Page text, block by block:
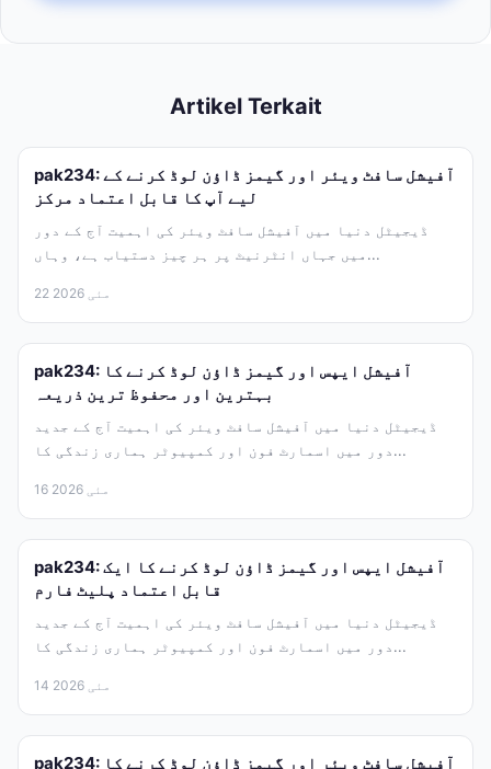
Artikel Terkait
pak234: آفیشل سافٹ ویئر اور گیمز ڈاؤن لوڈ کرنے کے
لیے آپ کا قابل اعتماد مرکز
ڈیجیٹل دنیا میں آفیشل سافٹ ویئر کی اہمیت آج کے دور
میں جہاں انٹرنیٹ پر ہر چیز دستیاب ہے، وہاں...
22 مئی 2026
pak234: آفیشل ایپس اور گیمز ڈاؤن لوڈ کرنے کا
بہترین اور محفوظ ترین ذریعہ
ڈیجیٹل دنیا میں آفیشل سافٹ ویئر کی اہمیت آج کے جدید
دور میں اسمارٹ فون اور کمپیوٹر ہماری زندگی کا...
16 مئی 2026
pak234: آفیشل ایپس اور گیمز ڈاؤن لوڈ کرنے کا ایک
قابل اعتماد پلیٹ فارم
ڈیجیٹل دنیا میں آفیشل سافٹ ویئر کی اہمیت آج کے جدید
دور میں اسمارٹ فون اور کمپیوٹر ہماری زندگی کا...
14 مئی 2026
pak234: آفیشل سافٹ ویئر اور گیمز ڈاؤن لوڈ کرنے کا